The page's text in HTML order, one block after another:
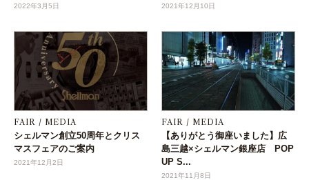
2022年3月5日 2021年12月10日
FAIR / MEDIA
シェルマン創立50周年とクリス
マスフェアのご案内
2021年12月2日
FAIR / MEDIA
【ありがとう御座いました】広
島三越×シェルマン銀座店 POP
UP S...
2021年11月8日